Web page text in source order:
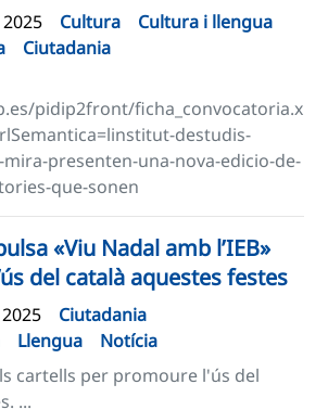
Cultura
Cultura i llengua
Ciutadania
pidip2front/ficha_convocatoria.x
destudis-
mira-presenten-una-nova-edicio-de-
que-sonen
«Viu Nadal amb l’IEB»
del català aquestes festes
Ciutadania
Llengua
Notícia
cartells per promoure l'ús del
...